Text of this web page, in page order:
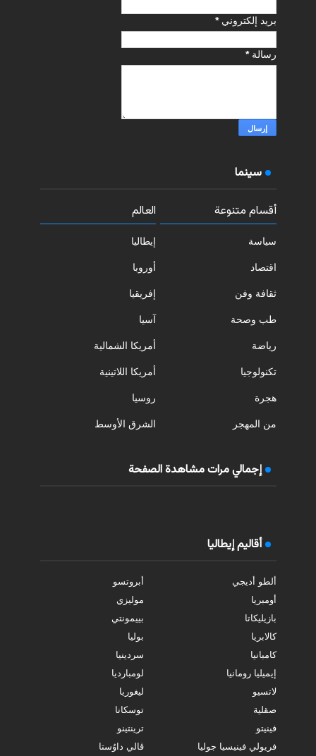
بريد إلكتروني*
رسالة*
سينما
أقسام متنوعة
سياسة
اقتصاد
ثقافة وفن
طب وصحة
رياضة
تكنولوجيا
هجرة
من المهجر
العالم
إيطاليا
أوروبا
إفريقيا
آسيا
أمريكا الشمالية
أمريكا اللاتينية
روسيا
الشرق الأوسط
إجمالي مرات مشاهدة الصفحة
أقاليم إيطاليا
ألطو أديجي
أبروتسو
أومبريا
موليزي
بازيليكاتا
بييمونتي
كالابريا
بوليا
كامبانيا
سردينيا
إيميليا رومانيا
لومبارديا
لاتسيو
ليغوريا
صقلية
توسكانا
فينيتو
ترينتينو
فريولي فينيسيا جوليا
ڤالي داوُستا